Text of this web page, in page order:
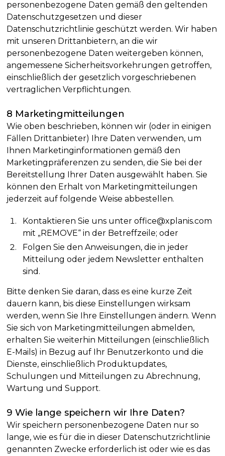
personenbezogene Daten gemäß den geltenden
Datenschutzgesetzen und dieser
Datenschutzrichtlinie geschützt werden. Wir haben
mit unseren Drittanbietern, an die wir
personenbezogene Daten weitergeben können,
angemessene Sicherheitsvorkehrungen getroffen,
einschließlich der gesetzlich vorgeschriebenen
vertraglichen Verpflichtungen.
8 Marketingmitteilungen
Wie oben beschrieben, können wir (oder in einigen
Fällen Drittanbieter) Ihre Daten verwenden, um
Ihnen Marketinginformationen gemäß den
Marketingpräferenzen zu senden, die Sie bei der
Bereitstellung Ihrer Daten ausgewählt haben. Sie
können den Erhalt von Marketingmitteilungen
jederzeit auf folgende Weise abbestellen.
Kontaktieren Sie uns unter office@xplanis.com
mit „REMOVE“ in der Betreffzeile; oder
Folgen Sie den Anweisungen, die in jeder
Mitteilung oder jedem Newsletter enthalten
sind.
Bitte denken Sie daran, dass es eine kurze Zeit
dauern kann, bis diese Einstellungen wirksam
werden, wenn Sie Ihre Einstellungen ändern. Wenn
Sie sich von Marketingmitteilungen abmelden,
erhalten Sie weiterhin Mitteilungen (einschließlich
E-Mails) in Bezug auf Ihr Benutzerkonto und die
Dienste, einschließlich Produktupdates,
Schulungen und Mitteilungen zu Abrechnung,
Wartung und Support.
9 Wie lange speichern wir Ihre Daten?
Wir speichern personenbezogene Daten nur so
lange, wie es für die in dieser Datenschutzrichtlinie
genannten Zwecke erforderlich ist oder wie es das